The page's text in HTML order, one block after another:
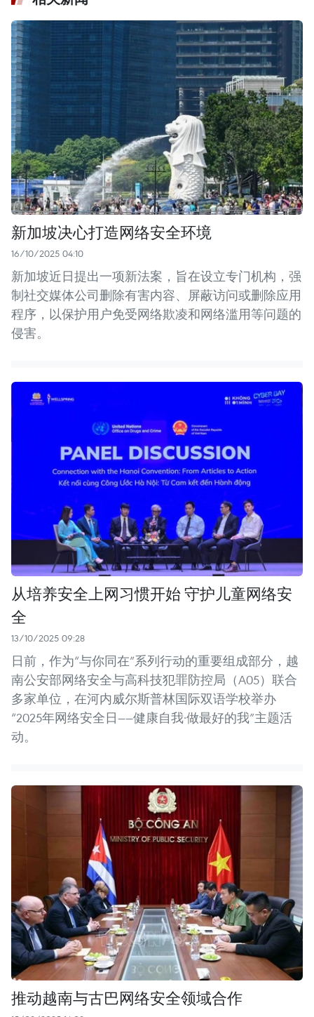
新加坡决心打造网络安全环境
16/10/2025 04:10
新加坡近日提出一项新法案，旨在设立专门机构，强
制社交媒体公司删除有害内容、屏蔽访问或删除应用
程序，以保护用户免受网络欺凌和网络滥用等问题的
侵害。
从培养安全上网习惯开始 守护儿童网络安
全
13/10/2025 09:28
日前，作为“与你同在”系列行动的重要组成部分，越
南公安部网络安全与高科技犯罪防控局（A05）联合
多家单位，在河内威尔斯普林国际双语学校举办
“2025年网络安全日——健康自我·做最好的我”主题活
动。
推动越南与古巴网络安全领域合作